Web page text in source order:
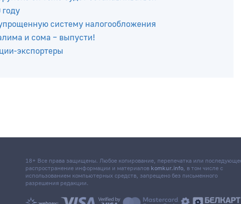
он тоже будет останавливаться
18+ Все права защищены. Любое копирование, перепечатка или последующее